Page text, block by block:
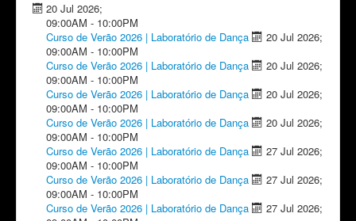
20 Jul 2026;
09:00AM - 10:00PM
Curso de Verão 2026 | Laboratório de Dança
20 Jul 2026;
09:00AM - 10:00PM
Curso de Verão 2026 | Laboratório de Dança
20 Jul 2026;
09:00AM - 10:00PM
Curso de Verão 2026 | Laboratório de Dança
20 Jul 2026;
09:00AM - 10:00PM
Curso de Verão 2026 | Laboratório de Dança
20 Jul 2026;
09:00AM - 10:00PM
Curso de Verão 2026 | Laboratório de Dança
27 Jul 2026;
09:00AM - 10:00PM
Curso de Verão 2026 | Laboratório de Dança
27 Jul 2026;
09:00AM - 10:00PM
Curso de Verão 2026 | Laboratório de Dança
27 Jul 2026;